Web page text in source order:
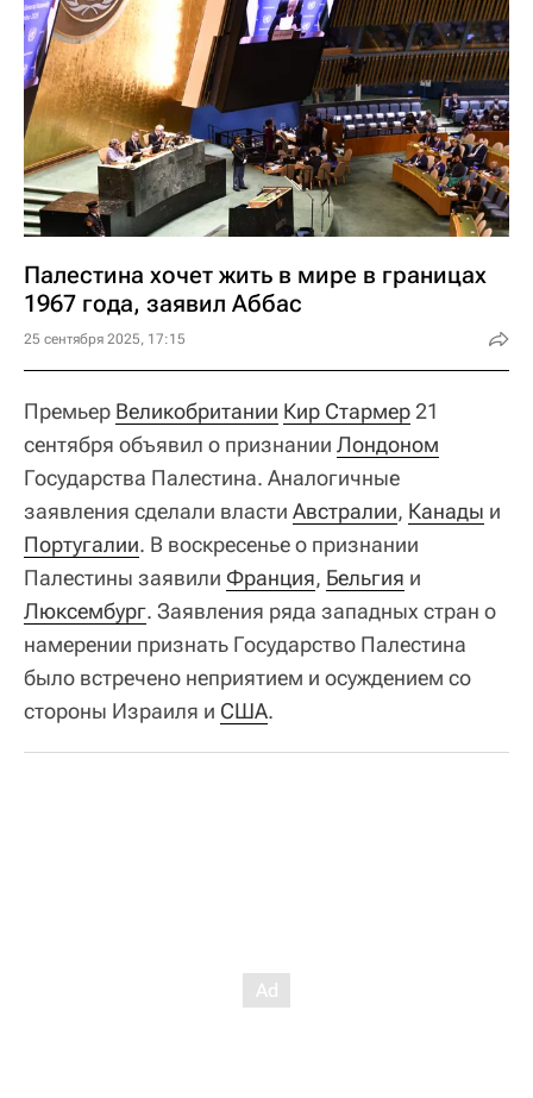
Палестина хочет жить в мире в границах
1967 года, заявил Аббас
25 сентября 2025, 17:15
Премьер Великобритании Кир Стармер 21
сентября объявил о признании Лондоном
Государства Палестина. Аналогичные
заявления сделали власти Австралии, Канады и
Португалии. В воскресенье о признании
Палестины заявили Франция, Бельгия и
Люксембург. Заявления ряда западных стран о
намерении признать Государство Палестина
было встречено неприятием и осуждением со
стороны Израиля и США.